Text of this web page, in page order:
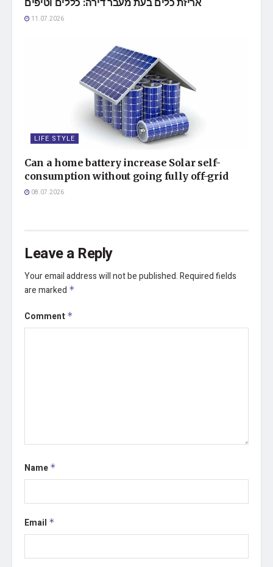
אריזת כלים בעת מעבר דירה: כללים וטיפים
11.07.2026
LIFE STYLE
Can a home battery increase Solar self-
consumption without going fully off-grid
08.07.2026
Leave a Reply
Your email address will not be published.Required fields
are marked *
Comment *
Name *
Email *